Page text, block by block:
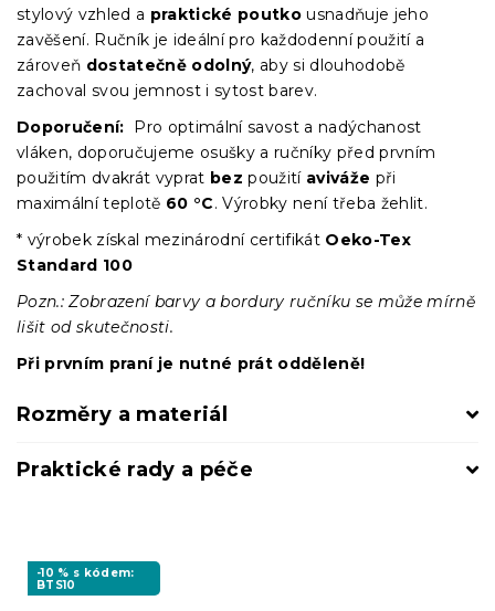
stylový vzhled a praktické poutko usnadňuje jeho
zavěšení. Ručník je ideální pro každodenní použití a
zároveň dostatečně odolný, aby si dlouhodobě
zachoval svou jemnost i sytost barev.
Doporučení: Pro optimální savost a nadýchanost
vláken, doporučujeme osušky a ručníky před prvním
použitím dvakrát vyprat bez použití aviváže při
maximální teplotě 60 °C. Výrobky není třeba žehlit.
* výrobek získal mezinárodní certifikát Oeko-Tex
Standard 100
Pozn.: Zobrazení barvy a bordury ručníku se může mírně
lišit od skutečnosti.
Při prvním praní je nutné prát odděleně!
Rozměry a materiál
Praktické rady a péče
-10 % s kódem:
BTS10